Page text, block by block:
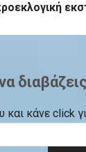
και κάνε click